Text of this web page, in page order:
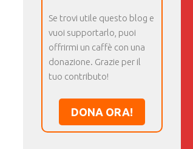
Se trovi utile questo blog e
vuoi supportarlo, puoi
offrirmi un caffè con una
donazione. Grazie per il
tuo contributo!
DONA ORA!